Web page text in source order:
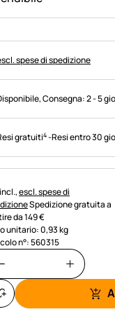
spese di spedizione
, Consegna:2 - 5
gratuiti4-Resi entro 30
fiscali:
escl. spese di
Spedizione gratuita a
da 149 €
unitario: 0,93 kg
n°: 560315